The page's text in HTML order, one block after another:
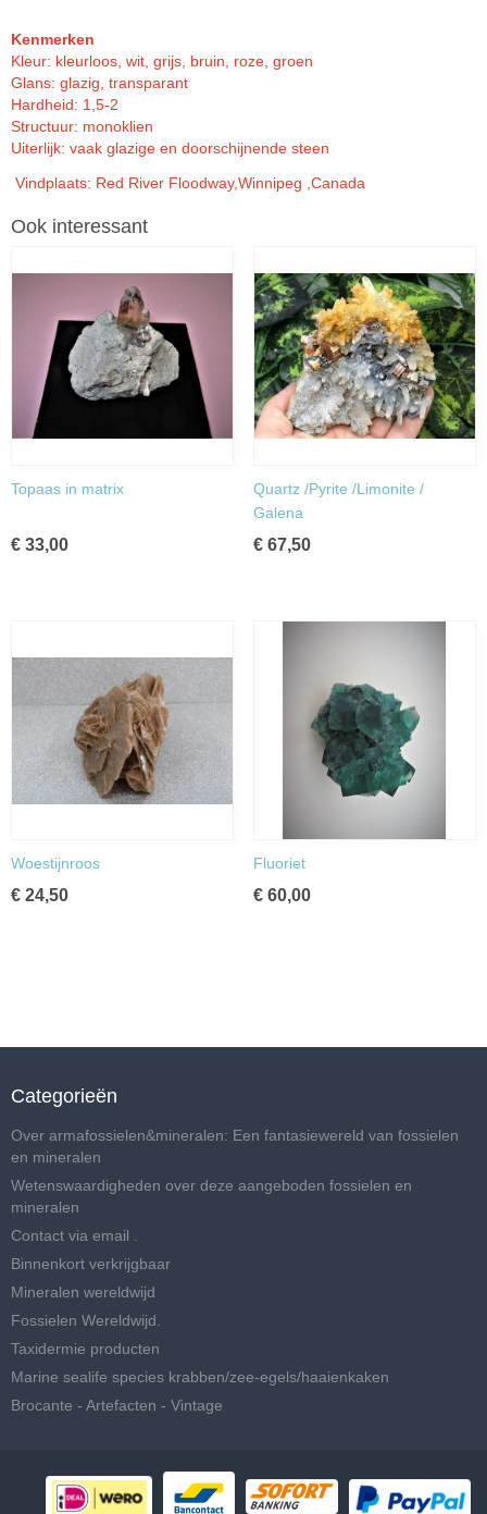
Kenmerken
Kleur: kleurloos, wit, grijs, bruin, roze, groen
Glans: glazig, transparant
Hardheid: 1,5-2
Structuur: monoklien
Uiterlijk: vaak glazige en doorschijnende steen
Vindplaats: Red River Floodway,Winnipeg ,Canada
Ook interessant
Topaas in matrix
€ 33,00
Quartz /Pyrite /Limonite /
Galena
€ 67,50
Woestijnroos
€ 24,50
Fluoriet
€ 60,00
Categorieën
Over armafossielen&mineralen: Een fantasiewereld van fossielen
en mineralen
Wetenswaardigheden over deze aangeboden fossielen en
mineralen
Contact via email .
Binnenkort verkrijgbaar
Mineralen wereldwijd
Fossielen Wereldwijd.
Taxidermie producten
Marine sealife species krabben/zee-egels/haaienkaken
Brocante - Artefacten - Vintage